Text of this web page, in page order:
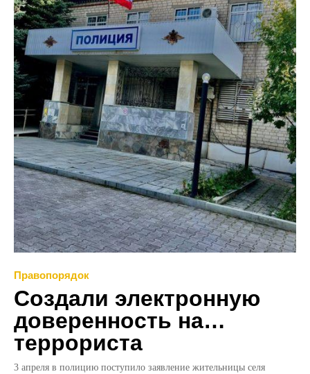
Правопорядок
Создали электронную
доверенность на…
террориста
3 апреля в полицию поступило заявление жительницы селя